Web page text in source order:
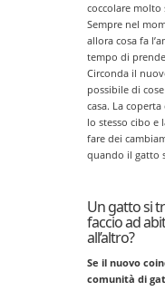
coccolare molto
Sempre nel
allora cosa fa
tempo di
Circonda il
possibile di
casa. La
lo stesso cibo e
fare dei
quando il gatto
Un gatto si
faccio ad
all’altro?
Se il nuovo
comunità di